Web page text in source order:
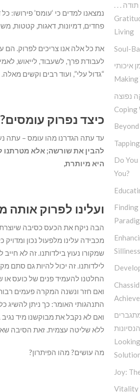
נמצאנו למדים כי ‘עומס’ פירושו:
פחדים, דמיונות, דאגות, קטטות,
את כל אלה אנו צריכים לפרוק.
לעבודת פרך, לשעבוד, לייאוש,
“גדול עלי”, ועוד רבים וקשים מאלה.
כיצד נפרוק עומסים?
עד עתה הגדרנו מהו עומס – עתה
להבין את שורשה; אלא מטרתנו
היא מיותרת,
ועלינו לפרוק אותה
הבה ניקח את הכעס כסיבה
מכבידה עלינו מלפעול נכון
שמקורו נעוץ בילדותנו. זה לא
לילדותנו. זה יכול להיות גם סתם
החלטנו להעמיד פנים של כועס או
ואם חזר ונשנה המקרה פעמים
התנהגותי האומר: כך ניתן להשיג
ואם לא נקבל את מבוקשנו מיד
ללא שליטה עצמית. זאת הסיבה
מה עושים? מהו הפיתרון?
תודה
Living
Soul-
Making
נפוצה
Do
You?
Silliness
Joy:
Vitality